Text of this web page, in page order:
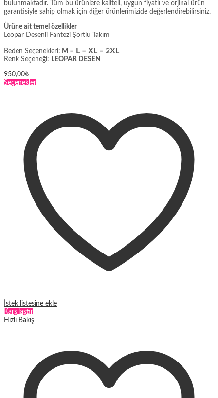
bulunmaktadır. Tüm bu ürünlere kaliteli, uygun fiyatlı ve orjinal ürün
garantisiyle sahip olmak için diğer ürünlerimizide değerlendirebilirsiniz.
Ürüne ait temel özellikler
Leopar Desenli Fantezi Şortlu Takım
Beden Seçenekleri: M – L – XL – 2XL
Renk Seçeneği: LEOPAR DESEN
950,00₺
SeçeneklerBu
varyasyonu
var.
Seçenekler
ürün
sayfasından
seçilebilir
İstek listesine ekle
Karşılaştır
Hızlı Bakış